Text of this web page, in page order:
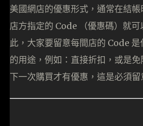
美國網店的優惠形式，通常在結
店方指定的 Code （優惠碼）就可
此，大家要留意每間店的 Code 是
的用途，例如：直接折扣，或是
下一次購買才有優惠，這是必須留